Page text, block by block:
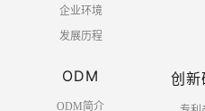
企业环境
发展历程
ODM
ODM简介
创新